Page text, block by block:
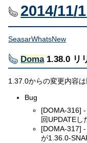
2014/11/
SeasarWhatsNew
Doma1.38.0 リ
1.37.0からの変更内容は
Bug
[DOMA-316]
回UPDATEし
[DOMA-317]
が1.36.0-